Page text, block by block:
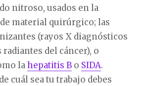
nitroso, usados en la
material quirúrgico; las
(rayos X diagnósticos
del cáncer), o
lahepatitis Bo SIDA.
cuál sea tu trabajo debes